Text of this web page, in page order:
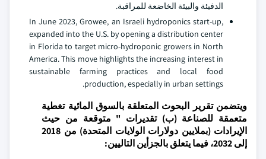
الدفيئة والبيئة الخاضعة للمراقبة.
In June 2023, Growee, an Israeli hydroponics start-up,
expanded into the U.S. by opening a distribution center
in Florida to target micro-hydroponic growers in North
America. This move highlights the increasing interest in
sustainable farming practices and local food
production, especially in urban settings.
ويتضمن تقرير البحوث المتعلقة بالسوق المائية تغطية
متعمقة للصناعة (ب) تقديرات " متوقعة من حيث
الإيرادات (بملايين دولارات الولايات المتحدة) من 2018
إلى 2032، فيما يتعلق بالجزأين التاليين: